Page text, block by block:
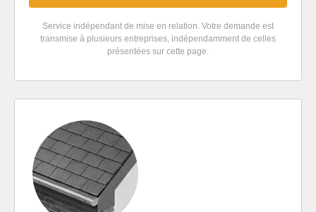
Service indépendant de mise en relation. Votre demande est
transmise à plusieurs entreprises, indépendamment de celles
présentées sur cette page.